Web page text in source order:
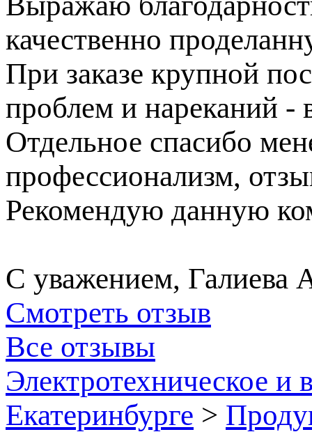
качественно
При заказе крупной
проблем и нареканий -
Отдельное спасибо
профессионализм,
Рекомендую данную
С уважением, Галиева
Смотреть отзыв
Все отзывы
Электротехническое и
Екатеринбурге >